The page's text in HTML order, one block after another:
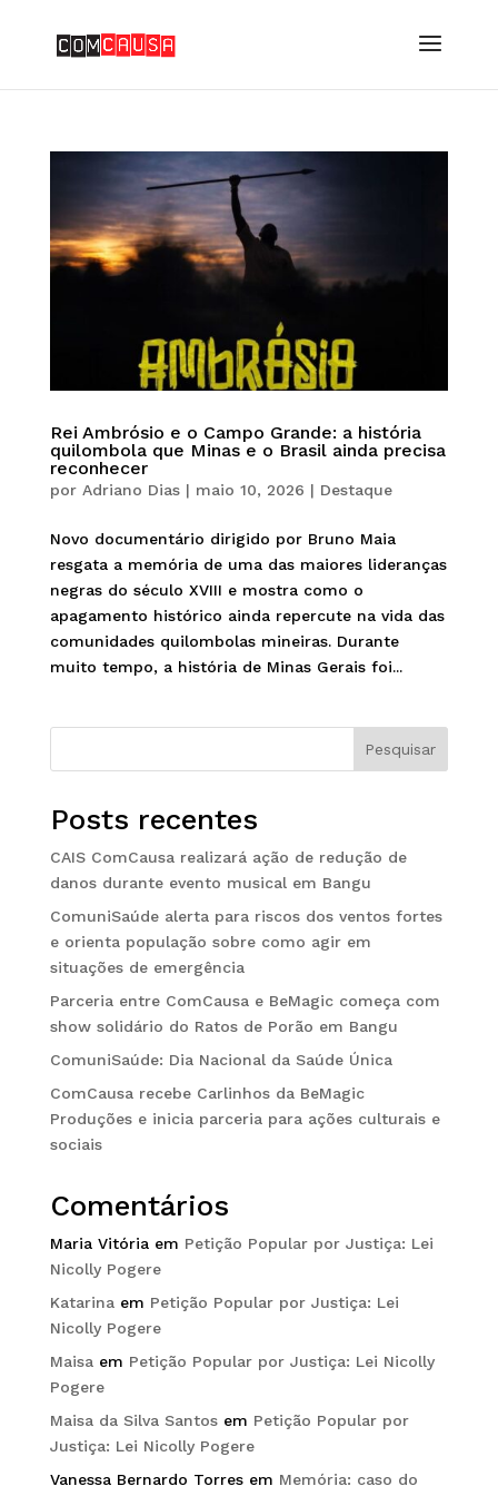
Rei Ambrósio e o Campo Grande: a história
quilombola que Minas e o Brasil ainda precisa
reconhecer
por Adriano Dias| maio 10, 2026 | Destaque
Novo documentário dirigido por Bruno Maia
resgata a memória de uma das maiores lideranças
negras do século XVIII e mostra como o
apagamento histórico ainda repercute na vida das
comunidades quilombolas mineiras. Durante
muito tempo, a história de Minas Gerais foi...
Pesquisar
Posts recentes
CAIS ComCausa realizará ação de redução de
danos durante evento musical em Bangu
ComuniSaúde alerta para riscos dos ventos fortes
e orienta população sobre como agir em
situações de emergência
Parceria entre ComCausa e BeMagic começa com
show solidário do Ratos de Porão em Bangu
ComuniSaúde: Dia Nacional da Saúde Única
ComCausa recebe Carlinhos da BeMagic
Produções e inicia parceria para ações culturais e
sociais
Comentários
Maria Vitóriaem Petição Popular por Justiça: Lei
Nicolly Pogere
Katarinaem Petição Popular por Justiça: Lei
Nicolly Pogere
Maisaem Petição Popular por Justiça: Lei Nicolly
Pogere
Maisa da Silva Santosem Petição Popular por
Justiça: Lei Nicolly Pogere
Vanessa Bernardo Torresem Memória: caso do